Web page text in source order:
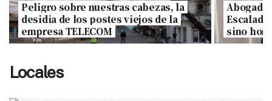
Peligro sobre nuestras cabezas, la
desidia de los postes viejos de la
empresa TELECOM
sino
Locales